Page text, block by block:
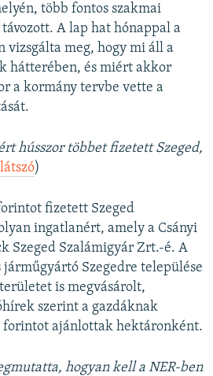
több fontos szakmai
A lap hat hónappal a
vizsgálta meg, hogy mi áll a
hátterében, és miért akkor
a kormány tervbe vette a
hússzor többet fizetett Szeged,
)
fizetett Szeged
ingatlanért, amely a Csányi
Szeged Szalámigyár Zrt.-é. A
Szegedre települése
is megvásárolt,
szerint a gazdáknak
forintot ajánlottak hektáronként.
hogyan kell a NER-ben